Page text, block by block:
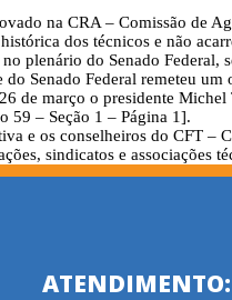
na CRA – Comissão de
dos técnicos e não
plenário do Senado Federal,
Senado Federal remeteu
de março o presidente
– Seção 1 – Página 1].
e os conselheiros do CFT –
sindicatos e
ATENDIMENTO: